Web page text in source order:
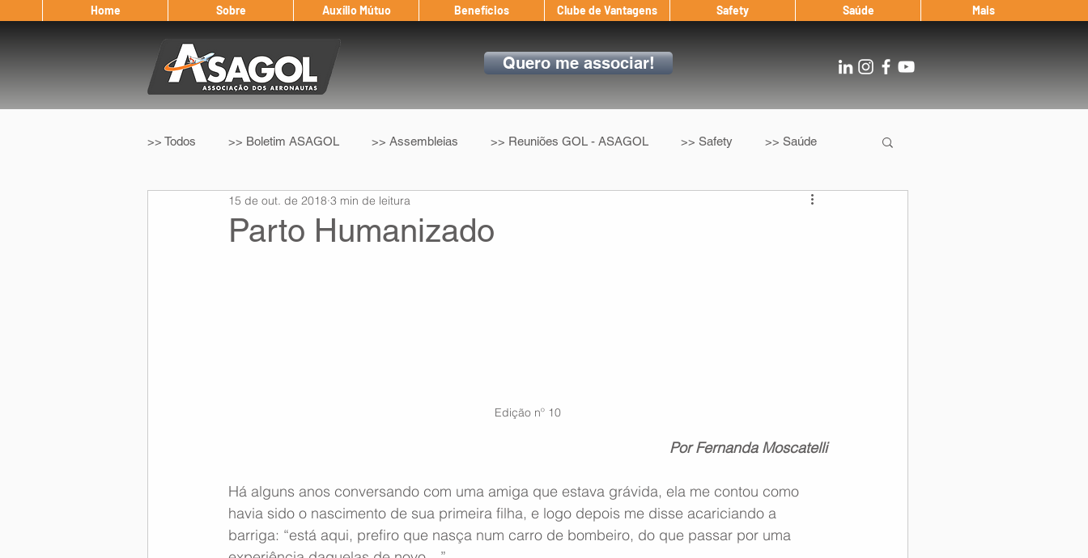
Home Sobre Auxílio Mútuo Benefícios Clube de Vantagens Safety Saúde Mais
Quero me associar!
>> Todos >> Boletim ASAGOL >> Assembleias >> Reuniões GOL - ASAGOL >> Safety >> Saúde
>> Legislação >> IFALPA >> Convenção Coletiva After Landing
Parto Humanizado
15 de out. de 2018 3 min de leitura
Edição nº 10
Por Fernanda Moscatelli
Há alguns anos conversando com uma amiga que estava grávida, ela me contou como
havia sido o nascimento de sua primeira filha, e logo depois me disse acariciando a
barriga: “está aqui, prefiro que nasça num carro de bombeiro, do que passar por uma